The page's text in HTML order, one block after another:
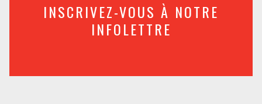
INSCRIVEZ-VOUS À NOTRE
INFOLETTRE